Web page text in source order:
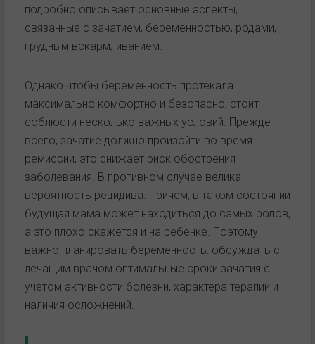
подробно описывает основные аспекты,
связанные с зачатием, беременностью, родами,
грудным вскармливанием.
Однако чтобы беременность протекала
максимально комфортно и безопасно, стоит
соблюсти несколько важных условий. Прежде
всего, зачатие должно произойти во время
ремиссии, это снижает риск обострения
заболевания. В противном случае велика
вероятность рецидива. Причем, в таком состоянии
будущая мама может находиться до самых родов,
а это плохо скажется и на ребенке. Поэтому
важно планировать беременность: обсуждать с
лечащим врачом оптимальные сроки зачатия с
учетом активности болезни, характера терапии и
наличия осложнений.